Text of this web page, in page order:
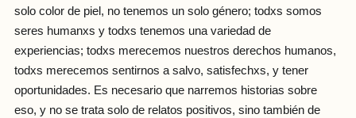
solo color de piel, no tenemos un solo género; todxs somos
seres humanxs y todxs tenemos una variedad de
experiencias; todxs merecemos nuestros derechos humanos,
todxs merecemos sentirnos a salvo, satisfechxs, y tener
oportunidades. Es necesario que narremos historias sobre
eso, y no se trata solo de relatos positivos, sino también de